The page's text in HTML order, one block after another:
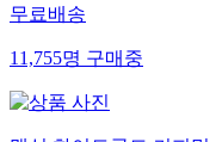
무료배송
11,755명구매중